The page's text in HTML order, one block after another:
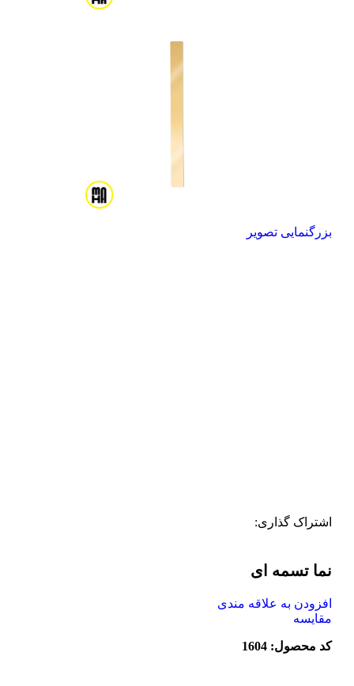
بزرگنمایی تصویر
اشتراک گذاری:
نما تسمه ای
افزودن به علاقه مندی
مقایسه
کد محصول: 1604